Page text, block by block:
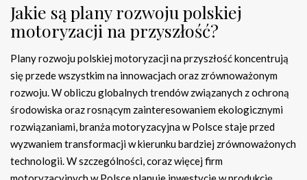
Jakie są plany rozwoju polskiej
motoryzacji na przyszłość?
Plany rozwoju polskiej motoryzacji na przyszłość koncentrują
się przede wszystkim na innowacjach oraz zrównoważonym
rozwoju. W obliczu globalnych trendów związanych z ochroną
środowiska oraz rosnącym zainteresowaniem ekologicznymi
rozwiązaniami, branża motoryzacyjna w Polsce staje przed
wyzwaniem transformacji w kierunku bardziej zrównoważonych
technologii. W szczególności, coraz więcej firm